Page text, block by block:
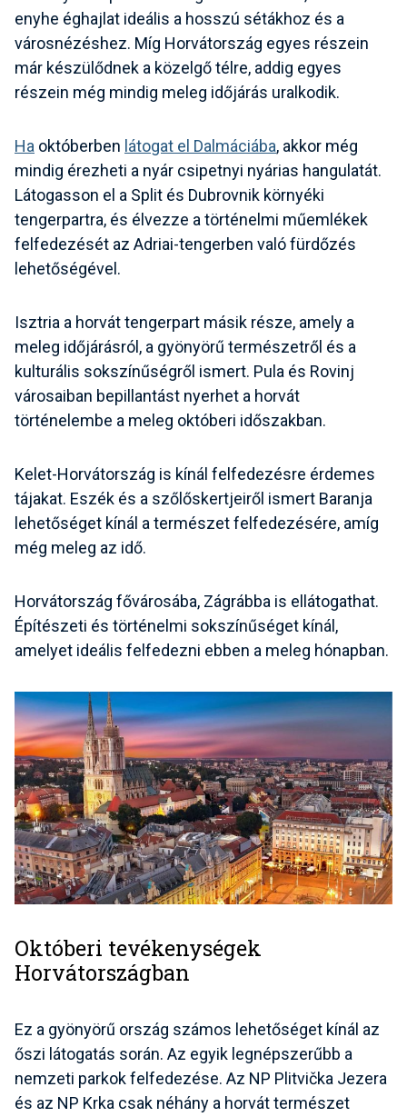
enyhe éghajlat ideális a hosszú sétákhoz és a
városnézéshez. Míg Horvátország egyes részein
már készülődnek a közelgő télre, addig egyes
részein még mindig meleg időjárás uralkodik.
Ha októberben látogat el Dalmáciába, akkor még
mindig érezheti a nyár csipetnyi nyárias hangulatát.
Látogasson el a Split és Dubrovnik környéki
tengerpartra, és élvezze a történelmi műemlékek
felfedezését az Adriai-tengerben való fürdőzés
lehetőségével.
Isztria a horvát tengerpart másik része, amely a
meleg időjárásról, a gyönyörű természetről és a
kulturális sokszínűségről ismert. Pula és Rovinj
városaiban bepillantást nyerhet a horvát
történelembe a meleg októberi időszakban.
Kelet-Horvátország is kínál felfedezésre érdemes
tájakat. Eszék és a szőlőskertjeiről ismert Baranja
lehetőséget kínál a természet felfedezésére, amíg
még meleg az idő.
Horvátország fővárosába, Zágrábba is ellátogathat.
Építészeti és történelmi sokszínűséget kínál,
amelyet ideális felfedezni ebben a meleg hónapban.
Októberi tevékenységek
Horvátországban
Ez a gyönyörű ország számos lehetőséget kínál az
őszi látogatás során. Az egyik legnépszerűbb a
nemzeti parkok felfedezése. Az NP Plitvička Jezera
és az NP Krka csak néhány a horvát természet